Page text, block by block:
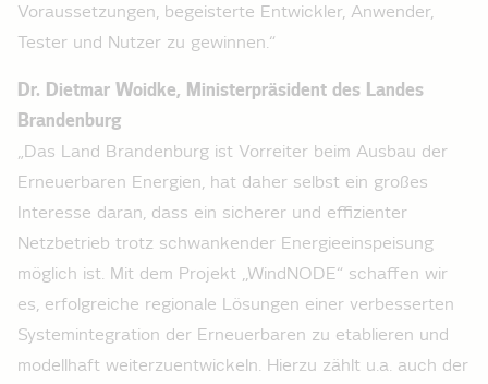
Voraussetzungen, begeisterte Entwickler, Anwender,
Tester und Nutzer zu gewinnen.“
Dr. Dietmar Woidke, Ministerpräsident des Landes
Brandenburg
„Das Land Brandenburg ist Vorreiter beim Ausbau der
Erneuerbaren Energien, hat daher selbst ein großes
Interesse daran, dass ein sicherer und effizienter
Netzbetrieb trotz schwankender Energieeinspeisung
möglich ist. Mit dem Projekt ,,WindNODE“ schaffen wir
es, erfolgreiche regionale Lösungen einer verbesserten
Systemintegration der Erneuerbaren zu etablieren und
modellhaft weiterzuentwickeln. Hierzu zählt u.a. auch der